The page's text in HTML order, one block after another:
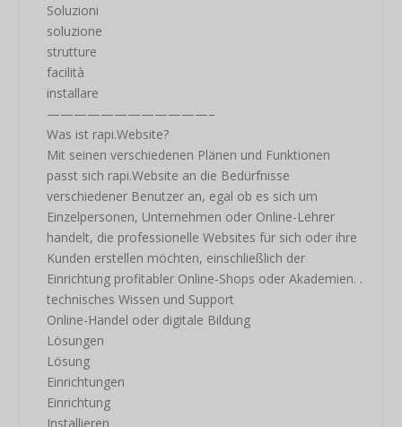
Soluzioni
soluzione
strutture
facilità
installare
————————————–
Was ist rapi.Website?
Mit seinen verschiedenen Plänen und Funktionen
passt sich rapi.Website an die Bedürfnisse
verschiedener Benutzer an, egal ob es sich um
Einzelpersonen, Unternehmen oder Online-Lehrer
handelt, die professionelle Websites für sich oder ihre
Kunden erstellen möchten, einschließlich der
Einrichtung profitabler Online-Shops oder Akademien. .
technisches Wissen und Support
Online-Handel oder digitale Bildung
Lösungen
Lösung
Einrichtungen
Einrichtung
Installieren